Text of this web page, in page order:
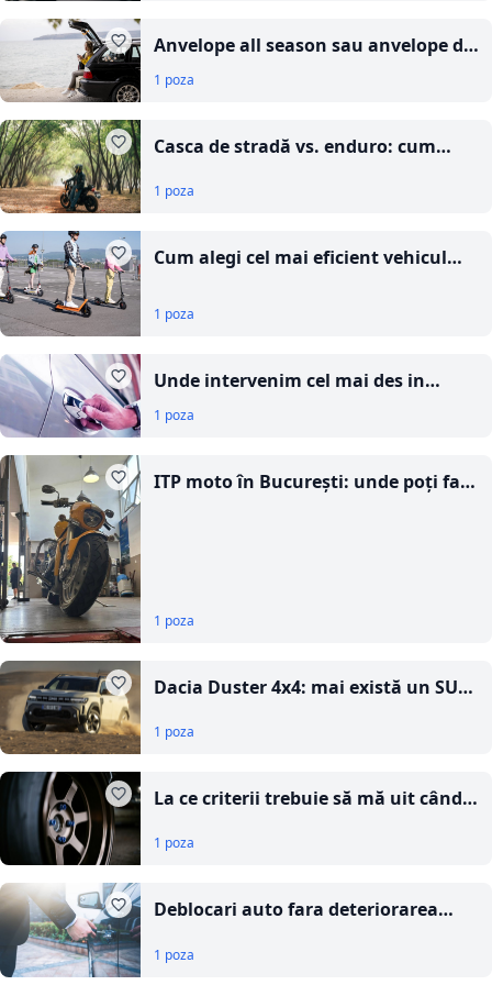
Anvelope all season sau anvelope de
vară: ce alegi pentru drumul spre
1 poza
Casca de stradă vs. enduro: cum
off-road în 2026? TOP 7 modele
1 poza
Cum alegi cel mai eficient vehicul
ghidul complet al autonomiei și
1 poza
Unde intervenim cel mai des in
Bucuresti. Top zone cu blocaje auto
1 poza
ITP moto în București: unde poți face
1 poza
Dacia Duster 4x4: mai există un SUV
și de ce devine una dintre cele mai
1 poza
La ce criterii trebuie să mă uit când
și jante?
1 poza
Deblocari auto fara deteriorarea
1 poza